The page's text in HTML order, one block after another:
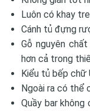
Luôn có khay
Cánh tủ đựng
Gỗ nguyên
hơn cả trong
Kiểu tủ bếp chữ
Ngoài ra có thể
Quầy bar